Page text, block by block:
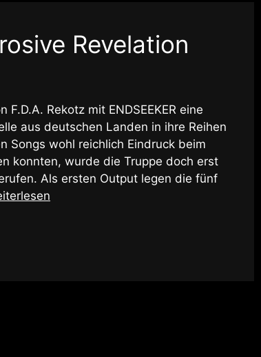
Revelation
Rekotz mit ENDSEEKER eine
aus deutschen Landen in ihre Reihen
Songs wohl reichlich Eindruck beim
konnten, wurde die Truppe doch erst
Als ersten Output legen die fünf